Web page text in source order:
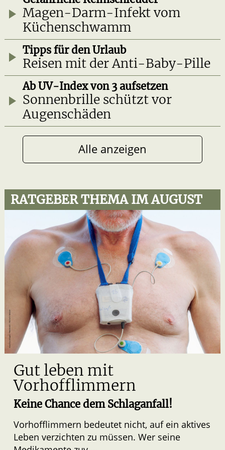
Magen-Darm-Infekt vom
Küchenschwamm
Tipps für den Urlaub
Reisen mit der Anti-Baby-Pille
Ab UV-Index von 3 aufsetzen
Sonnenbrille schützt vor
Augenschäden
Alle anzeigen
RATGEBER THEMA IM AUGUST
Gut leben mit
Vorhofflimmern
Keine Chance dem Schlaganfall!
Vorhofflimmern bedeutet nicht, auf ein aktives
Leben verzichten zu müssen. Wer seine